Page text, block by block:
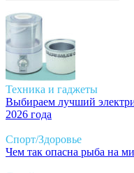
Техника и гаджеты
Выбираем лучший
2026 года
Спорт/Здоровье
Чем так опасна рыба на